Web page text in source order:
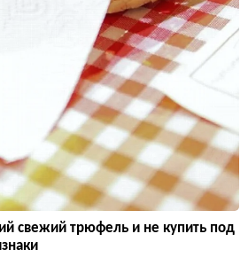
свежий трюфель и не купить под